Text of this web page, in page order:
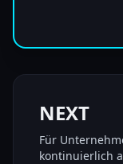
NEXT
Für
kontinuierlich